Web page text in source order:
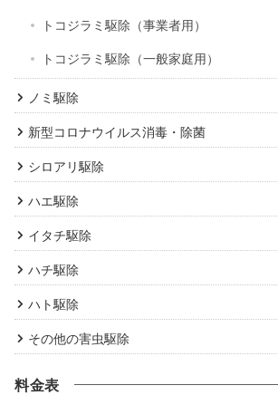
トコジラミ駆除（事業者用）
トコジラミ駆除（一般家庭用）
ノミ駆除
新型コロナウイルス消毒・除菌
シロアリ駆除
ハエ駆除
イタチ駆除
ハチ駆除
ハト駆除
その他の害虫駆除
料金表